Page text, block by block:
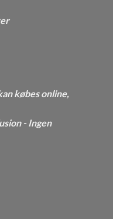
købes online,
- Ingen